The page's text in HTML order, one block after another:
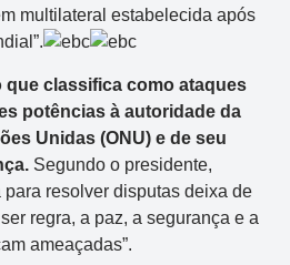
multilateral estabelecida após
que classifica como ataques
potências à autoridade da
Unidas (ONU) e de seu
Segundo o presidente,
para resolver disputas deixa de
regra, a paz, a segurança e a
ameaçadas”.